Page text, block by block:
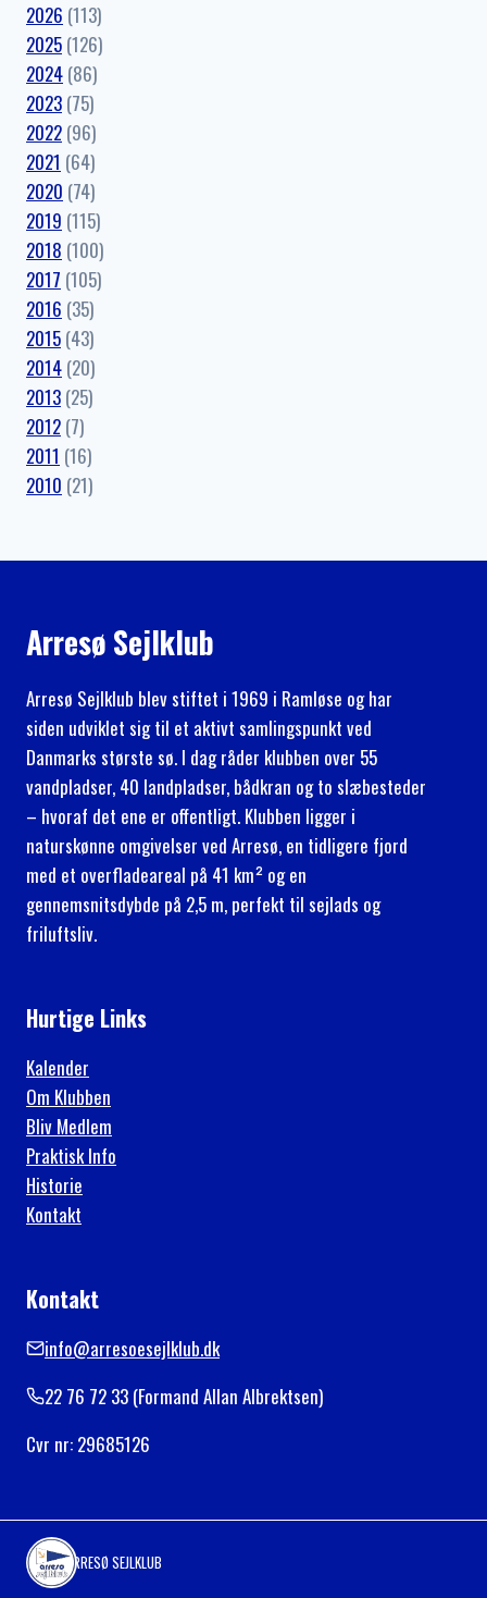
2026 (113)
2025 (126)
2024 (86)
2023 (75)
2022 (96)
2021 (64)
2020 (74)
2019 (115)
2018 (100)
2017 (105)
2016 (35)
2015 (43)
2014 (20)
2013 (25)
2012 (7)
2011 (16)
2010 (21)
Arresø Sejlklub
Arresø Sejlklub blev stiftet i 1969 i Ramløse og har
siden udviklet sig til et aktivt samlingspunkt ved
Danmarks største sø. I dag råder klubben over 55
vandpladser, 40 landpladser, bådkran og to slæbesteder
– hvoraf det ene er offentligt. Klubben ligger i
naturskønne omgivelser ved Arresø, en tidligere fjord
med et overfladeareal på 41 km² og en
gennemsnitsdybde på 2,5 m, perfekt til sejlads og
friluftsliv.
Hurtige Links
Kalender
Om Klubben
Bliv Medlem
Praktisk Info
Historie
Kontakt
Kontakt
info@arresoesejlklub.dk
22 76 72 33 (Formand Allan Albrektsen)
Cvr nr: 29685126
ARRESØ SEJLKLUB